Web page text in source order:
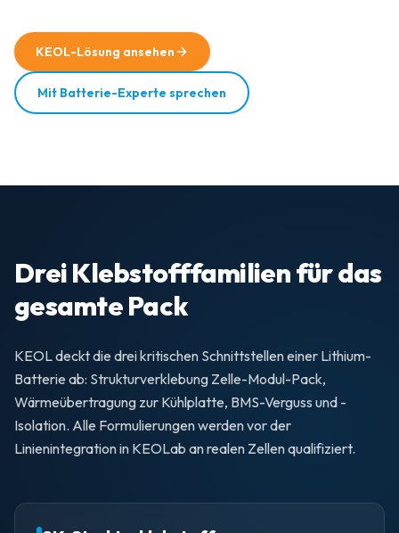
KEOL-Lösung ansehen
Mit Batterie-Experte sprechen
Drei Klebstofffamilien für das
gesamte Pack
KEOL deckt die drei kritischen Schnittstellen einer Lithium-
Batterie ab: Strukturverklebung Zelle-Modul-Pack,
Wärmeübertragung zur Kühlplatte, BMS-Verguss und -
Isolation. Alle Formulierungen werden vor der
Linienintegration in KEOLab an realen Zellen qualifiziert.